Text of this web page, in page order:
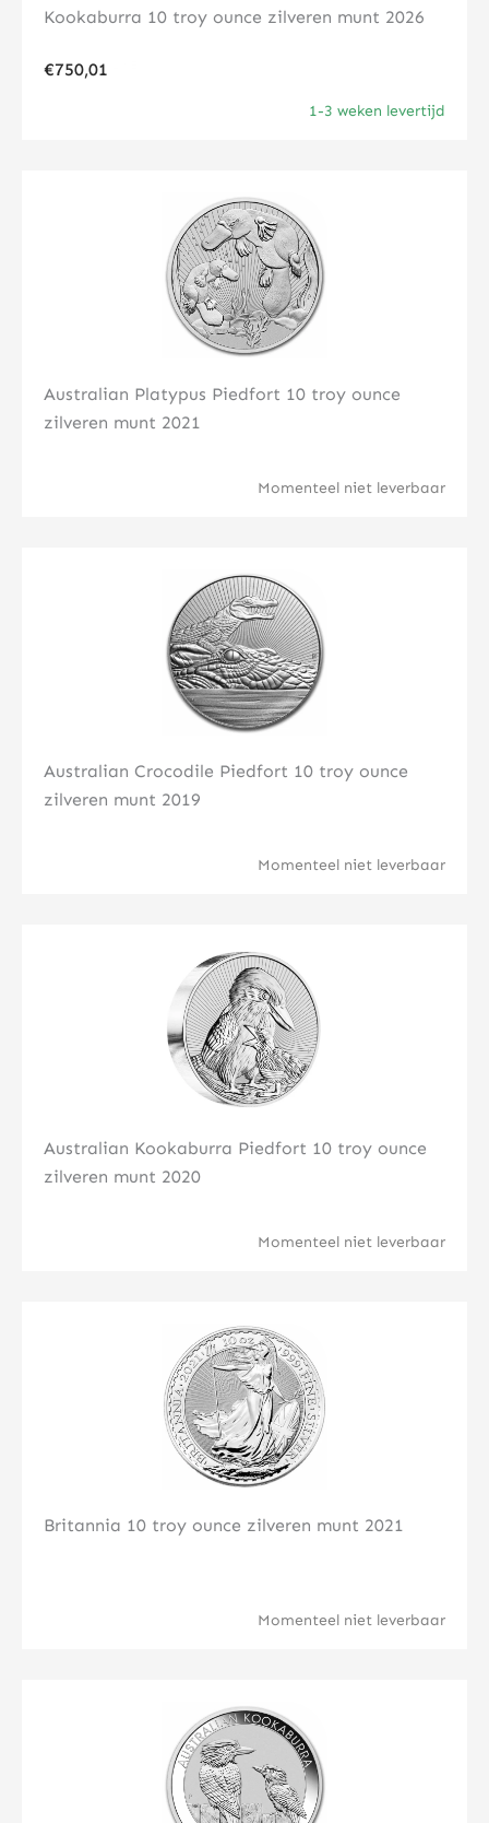
Kookaburra 10 troy ounce zilveren munt 2026
€750,01
1-3 weken levertijd
Australian Platypus Piedfort 10 troy ounce
zilveren munt 2021
Momenteel niet leverbaar
Klik hier
Australian Crocodile Piedfort 10 troy ounce
zilveren munt 2019
Momenteel niet leverbaar
Klik hier
Australian Kookaburra Piedfort 10 troy ounce
zilveren munt 2020
Momenteel niet leverbaar
Klik hier
Britannia 10 troy ounce zilveren munt 2021
Momenteel niet leverbaar
Klik hier
Klik hier